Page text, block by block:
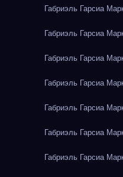
Габриэль Гарсиа
Габриэль Гарсиа
Габриэль Гарсиа
Габриэль Гарсиа
Габриэль Гарсиа
Габриэль Гарсиа
Габриэль Гарсиа